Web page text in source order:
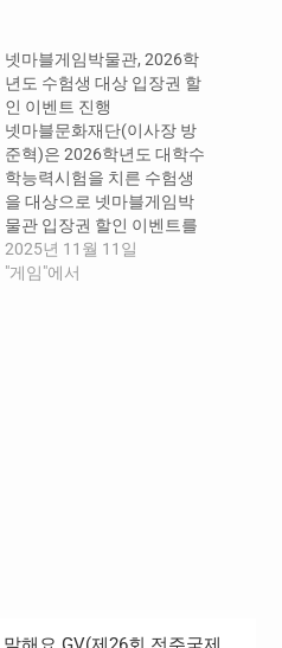
넷마블게임박물관, 2026학
년도 수험생 대상 입장권 할
인 이벤트 진행
넷마블문화재단(이사장 방
준혁)은 2026학년도 대학수
학능력시험을 치른 수험생
을 대상으로 넷마블게임박
물관 입장권 할인 이벤트를
진행한다고 11일 밝혔다. 이
번 행사는 11월 14일(금)부
2025년 11월 11일
"게임"에서